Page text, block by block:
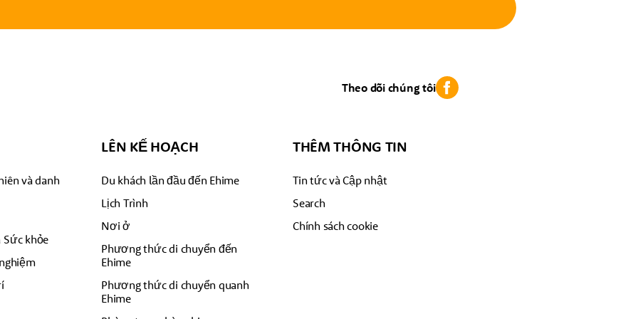
Theo dõi chúng tôi
và danh
khỏe
LÊN KẾ HOẠCH
Du khách lần đầu đến Ehime
Lịch Trình
Nơi ở
Phương thức di chuyển đến
Ehime
Phương thức di chuyển quanh
Ehime
THÊM THÔNG TIN
Tin tức và Cập nhật
Search
Chính sách cookie